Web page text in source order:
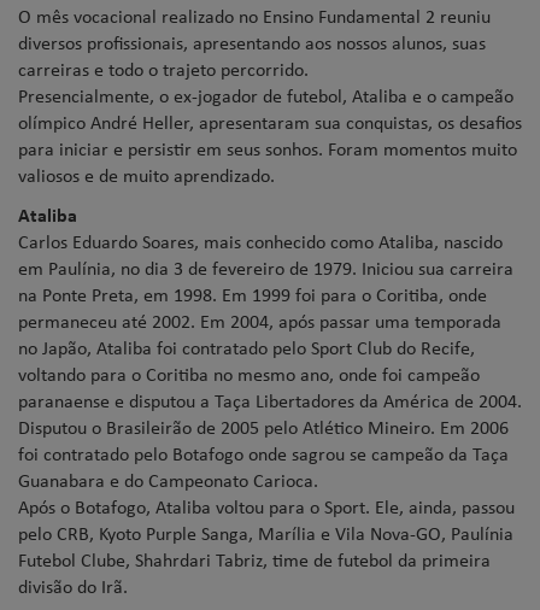
O mês vocacional realizado no Ensino Fundamental 2 reuniu
diversos profissionais, apresentando aos nossos alunos, suas
carreiras e todo o trajeto percorrido.
Presencialmente, o ex-jogador de futebol, Ataliba e o campeão
olímpico André Heller, apresentaram sua conquistas, os desafios
para iniciar e persistir em seus sonhos. Foram momentos muito
valiosos e de muito aprendizado.
Ataliba
Carlos Eduardo Soares, mais conhecido como Ataliba, nascido
em Paulínia, no dia 3 de fevereiro de 1979. Iniciou sua carreira
na Ponte Preta, em 1998. Em 1999 foi para o Coritiba, onde
permaneceu até 2002. Em 2004, após passar uma temporada
no Japão, Ataliba foi contratado pelo Sport Club do Recife,
voltando para o Coritiba no mesmo ano, onde foi campeão
paranaense e disputou a Taça Libertadores da América de 2004.
Disputou o Brasileirão de 2005 pelo Atlético Mineiro. Em 2006
foi contratado pelo Botafogo onde sagrou se campeão da Taça
Guanabara e do Campeonato Carioca.
Após o Botafogo, Ataliba voltou para o Sport. Ele, ainda, passou
pelo CRB, Kyoto Purple Sanga, Marília e Vila Nova-GO, Paulínia
Futebol Clube, Shahrdari Tabriz, time de futebol da primeira
divisão do Irã.